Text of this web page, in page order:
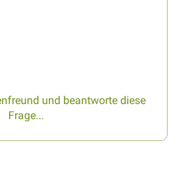
und beantworte diese
Frage...